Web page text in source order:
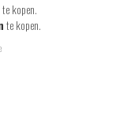
te kopen.
te kopen.